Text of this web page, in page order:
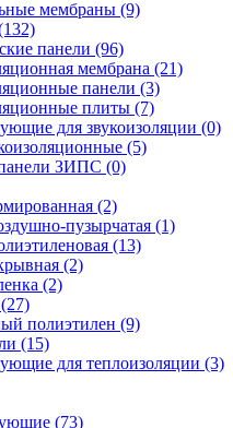
мембраны (9)
панели (96)
мембрана (21)
панели (3)
плиты (7)
для звукоизоляции (0)
(5)
ЗИПС (0)
(2)
пузырчатая (1)
(13)
(2)
(2)
полиэтилен (9)
(15)
для теплоизоляции (3)
(73)